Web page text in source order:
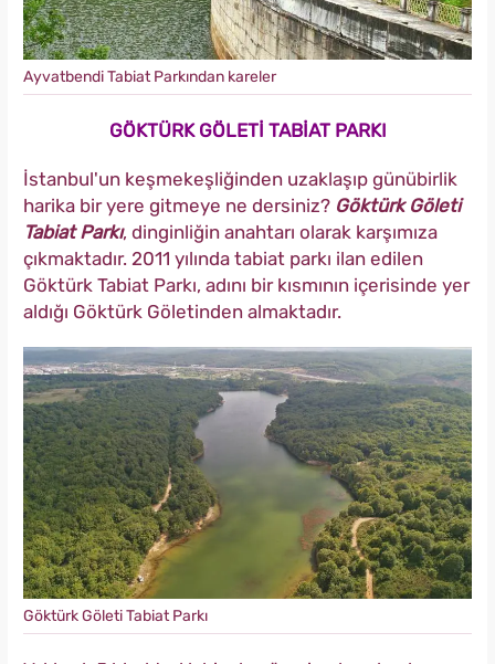
Ayvatbendi Tabiat Parkından kareler
GÖKTÜRK GÖLETİ TABİAT PARKI
İstanbul'un keşmekeşliğinden uzaklaşıp günübirlik
harika bir yere gitmeye ne dersiniz? Göktürk Göleti
Tabiat Parkı, dinginliğin anahtarı olarak karşımıza
çıkmaktadır. 2011 yılında tabiat parkı ilan edilen
Göktürk Tabiat Parkı, adını bir kısmının içerisinde yer
aldığı Göktürk Göletinden almaktadır.
Göktürk Göleti Tabiat Parkı